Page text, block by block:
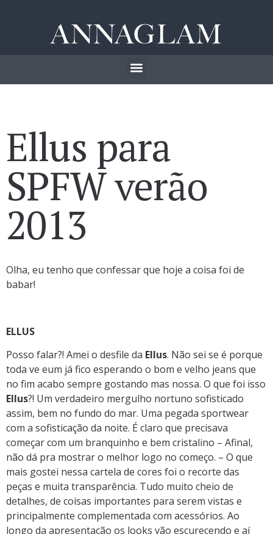
Ellus para
SPFW verão
2013
Olha, eu tenho que confessar que hoje a coisa foi de
babar!
ELLUS
Posso falar?! Amei o desfile da Ellus. Não sei se é porque
toda ve eum já fico esperando o bom e velho jeans que
no fim acabo sempre gostando mas nossa. O que foi isso
Ellus?! Um verdadeiro mergulho nortuno sofisticado
assim, bem no fundo do mar. Uma pegada sportwear
com a sofisticação da noite. É claro que precisava
começar com um branquinho e bem cristalino – Afinal,
não dá pra mostrar o melhor logo no começo. – O que
mais gostei nessa cartela de cores foi o recorte das
peças e muita transparência. Tudo muito cheio de
detalhes, de coisas importantes para serem vistas e
principalmente complementada com acessórios. Ao
longo da apresentação os looks vão escurecendo e aí